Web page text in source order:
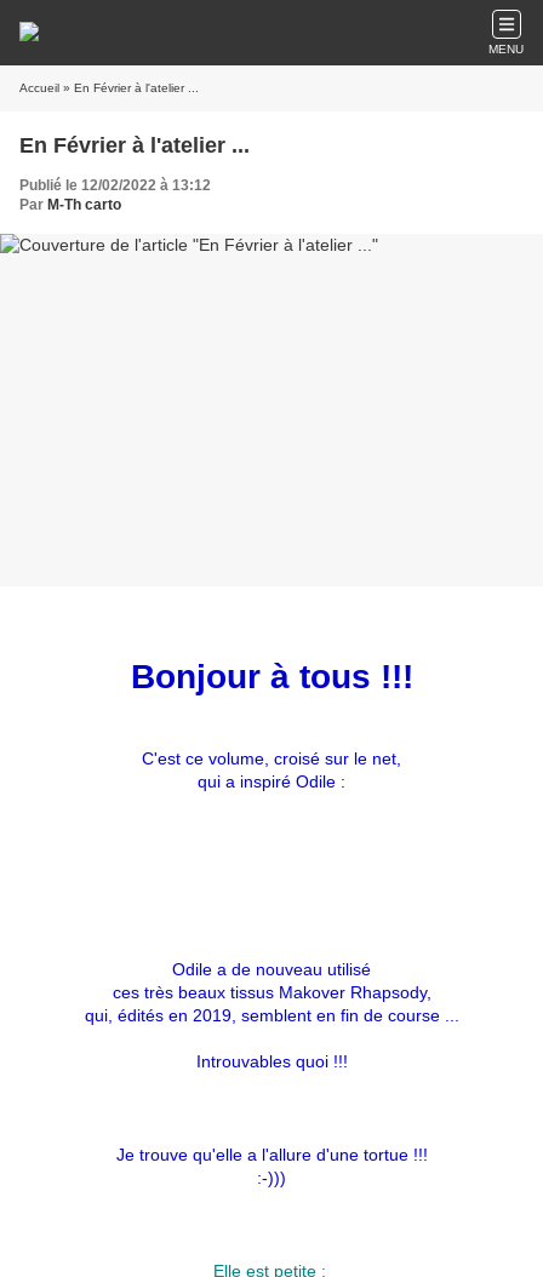
MENU
Accueil » En Février à l'atelier ...
En Février à l'atelier ...
Publié le 12/02/2022 à 13:12
Par M-Th carto
Bonjour à tous !!!
C'est ce volume, croisé sur le net,
qui a inspiré Odile :
Odile a de nouveau utilisé
ces très beaux tissus Makover Rhapsody,
qui, édités en 2019, semblent en fin de course ...
Introuvables quoi !!!
Je trouve qu'elle a l'allure d'une tortue !!!
:-)))
Elle est petite :